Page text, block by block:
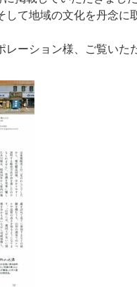
て地域の文化を丹念に
ーション様、ご覧いた